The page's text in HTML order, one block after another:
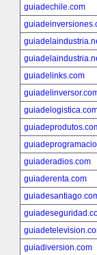
guiadechile.com
guiadelinks.com
guiaderadios.com
guiaderenta.com
guiadiversion.com